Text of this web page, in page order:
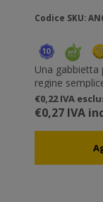
Codice SKU:
Una gabbietta
regine
la regina in
incastrano
sicurezza.
appositi
€0,22 IVA
€0,27 IVA